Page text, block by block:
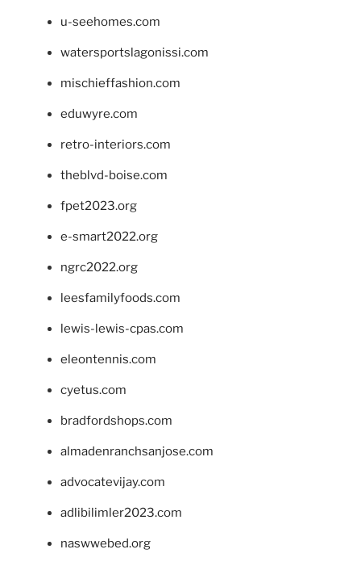
u-seehomes.com
watersportslagonissi.com
mischieffashion.com
eduwyre.com
retro-interiors.com
theblvd-boise.com
fpet2023.org
e-smart2022.org
ngrc2022.org
leesfamilyfoods.com
lewis-lewis-cpas.com
eleontennis.com
cyetus.com
bradfordshops.com
almadenranchsanjose.com
advocatevijay.com
adlibilimler2023.com
naswwebed.org